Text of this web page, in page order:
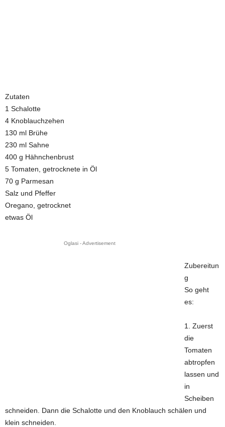
Zutaten
1 Schalotte
4 Knoblauchzehen
130 ml Brühe
230 ml Sahne
400 g Hähnchenbrust
5 Tomaten, getrocknete in Öl
70 g Parmesan
Salz und Pfeffer
Oregano, getrocknet
etwas Öl
Oglasi - Advertisement
Zubereitun
g
So geht
es:
1. Zuerst
die
Tomaten
abtropfen
lassen und
in
Scheiben
schneiden. Dann die Schalotte und den Knoblauch schälen und
klein schneiden.